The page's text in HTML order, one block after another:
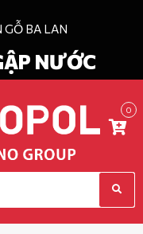
GỖ BA LAN
NƯỚC
0